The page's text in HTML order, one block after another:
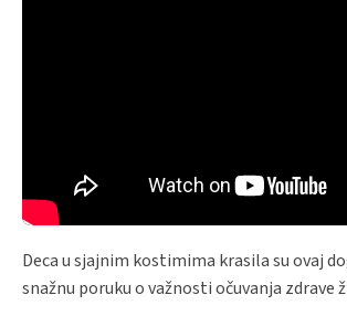
Deca u sjajnim kostimima krasila su ovaj
snažnu poruku o važnosti očuvanja zdrave